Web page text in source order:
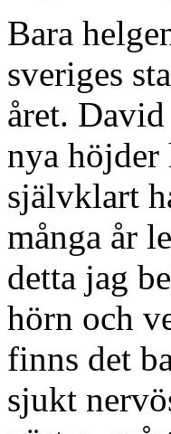
Bara
sveriges
året.
nya höjder
självklart
många år
detta jag
hörn och
finns det
sjukt